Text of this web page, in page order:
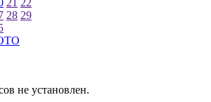
21 22
28 29
не установлен.